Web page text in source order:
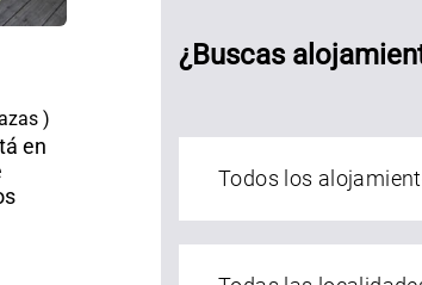
)
en
¿Buscas